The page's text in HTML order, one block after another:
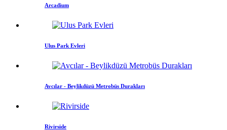
Arcadium
Ulus Park Evleri
Avcılar - Beylikdüzü Metrobüs Durakları
Rivirside